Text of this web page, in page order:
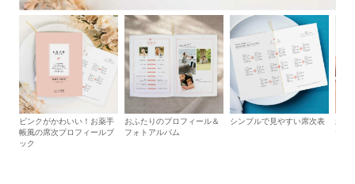
ピンクがかわいい！お薬手
帳風の席次プロフィールブ
ック
おふたりのプロフィール＆
フォトアルバム
シンプルで見やすい席次表
新郎